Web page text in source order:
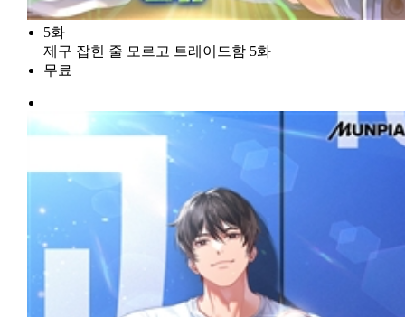
5화
제구 잡힌 줄 모르고 트레이드함 5화
무료